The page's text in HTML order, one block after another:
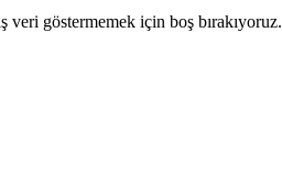
veri göstermemek için boş bırakıyoruz.